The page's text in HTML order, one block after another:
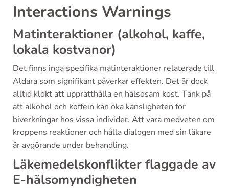
Interactions Warnings
Matinteraktioner (alkohol, kaffe,
lokala kostvanor)
Det finns inga specifika matinteraktioner relaterade till
Aldara som signifikant påverkar effekten. Det är dock
alltid klokt att upprätthålla en hälsosam kost. Tänk på
att alkohol och koffein kan öka känsligheten för
biverkningar hos vissa individer. Att vara medveten om
kroppens reaktioner och hålla dialogen med sin läkare
är avgörande under behandling.
Läkemedelskonflikter flaggade av
E-hälsomyndigheten